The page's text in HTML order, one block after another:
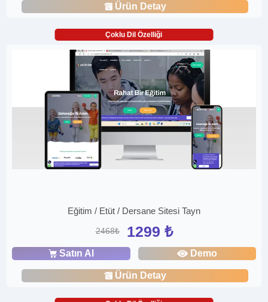
Ürün Detay
Çoklu Dil Özelliği
Eğitim / Etüt / Dersane Sitesi Tayn
2468₺ 1299 ₺
Satın Al Demo
Ürün Detay